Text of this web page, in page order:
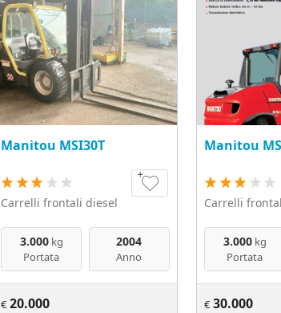
Manitou MSI30T
Carrelli frontali diesel
3.000kg
Portata
2004
Anno
€ 20.000
Manitou
Carrelli
3.000kg
Portata
€ 30.000